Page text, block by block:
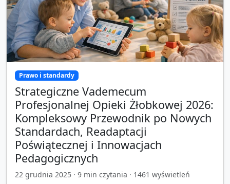
Prawo i standardy
Strategiczne Vademecum
Profesjonalnej Opieki Żłobkowej 2026:
Kompleksowy Przewodnik po Nowych
Standardach, Readaptacji
Poświątecznej i Innowacjach
Pedagogicznych
22 grudnia 2025 · 9 min czytania · 1461 wyświetleń